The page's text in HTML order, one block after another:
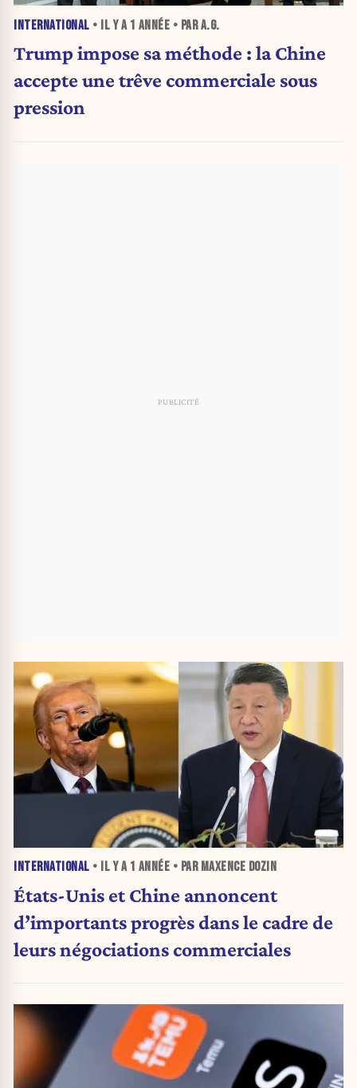
INTERNATIONAL • IL Y A 1 ANNÉE • PAR A.G.
Trump impose sa méthode : la Chine
accepte une trêve commerciale sous
pression
INTERNATIONAL • IL Y A 1 ANNÉE • PAR MAXENCE DOZIN
États-Unis et Chine annoncent
d’importants progrès dans le cadre de
leurs négociations commerciales